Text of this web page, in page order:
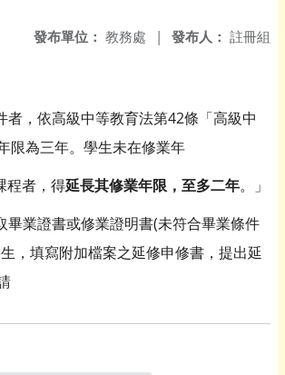
發布人： 註冊組
發布單位： 教務處 |
者，依高級中等教育法第42條「高級中
限為三年。學生未在修業年
程者，得延長其修業年限，至多二年。」
畢業證書或修業證明書(未符合畢業條件
，填寫附加檔案之延修申修書，提出延